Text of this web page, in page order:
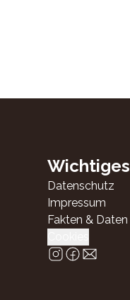
Wichtiges
Datenschutz
Impressum
Fakten & Daten